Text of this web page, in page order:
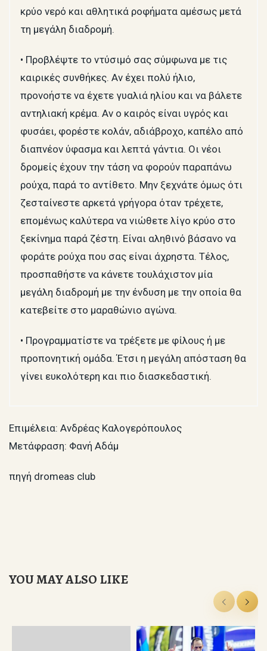
κρύο νερό και αθλητικά ροφήματα αμέσως μετά
τη μεγάλη διαδρομή.
• Προβλέψτε το ντύσιμό σας σύμφωνα με τις
καιρικές συνθήκες. Αν έχει πολύ ήλιο,
προνοήστε να έχετε γυαλιά ηλίου και να βάλετε
αντηλιακή κρέμα. Αν ο καιρός είναι υγρός και
φυσάει, φορέστε κολάν, αδιάβροχο, καπέλο από
διαπνέον ύφασμα και λεπτά γάντια. Οι νέοι
δρομείς έχουν την τάση να φορούν παραπάνω
ρούχα, παρά το αντίθετο. Μην ξεχνάτε όμως ότι
ζεσταίνεστε αρκετά γρήγορα όταν τρέχετε,
επομένως καλύτερα να νιώθετε λίγο κρύο στο
ξεκίνημα παρά ζέστη. Είναι αληθινό βάσανο να
φοράτε ρούχα που σας είναι άχρηστα. Τέλος,
προσπαθήστε να κάνετε τουλάχιστον μία
μεγάλη διαδρομή με την ένδυση με την οποία θα
κατεβείτε στο μαραθώνιο αγώνα.
• Προγραμματίστε να τρέξετε με φίλους ή με
προπονητική ομάδα. Έτσι η μεγάλη απόσταση θα
γίνει ευκολότερη και πιο διασκεδαστική.
Επιμέλεια: Ανδρέας Καλογερόπουλος
Μετάφραση: Φανή Αδάμ
πηγή dromeas club
YOU MAY ALSO LIKE